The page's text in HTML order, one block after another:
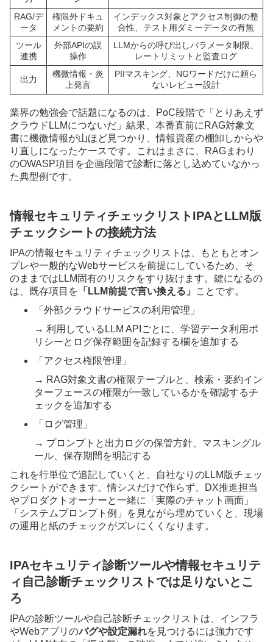
RAG/デ
ータ
権限外ドキュ
メントの要約
インデックス対象とアクセス制御の整
合性、テスト用ダミーデータの有無
ツール
連携
外部APIの誤
操作
LLMからの呼び出しパラメータ制限、
レートリミットと監査ログ
出力
機微情報・炎
上発言
PIIマスキング、NGワードだけに頼ら
ないレビュー設計
業界の勉強会で話題になるのは、PoC段階で「とりあえず
クラウドLLMにつないだ」結果、本番直前にRAG対象文
書に機微情報が山ほど見つかり、情報資産の棚卸しからや
り直しになったケースです。これはまさに、RAGまわり
のOWASP項目を企画段階で診断に落とし込めていなかっ
た典型例です。
情報セキュリティチェックリストIPAとLLM版
チェックシートの接続方法
IPAの情報セキュリティチェックリストは、もともとオン
プレや一般的なWebサービスを前提にしているため、そ
のままではLLM固有のリスクをすり抜けます。鍵になるの
は、既存項目を 「LLM前提で言い換える」
ことです。
「外部クラウドサービスの利用管理」
→ 利用しているLLM APIごとに、学習データ利用ポ
リシーとログ保存範囲を記録する欄を追加する
「アクセス権限管理」
→ RAG対象文書の権限テーブルと、検索・要約イン
ターフェースの権限が一致しているかを確認するチ
ェックを追加する
「ログ管理」
→ プロンプトと出力ログの保管方針、マスキングル
ール、保存期間を明記する
これを行単位で追記していくと、自社なりのLLM版チェッ
クシートができます。情シスだけで作らず、DX推進担当
やプロダクトオーナーと一緒に「実際のチャット画面」
「システムプロンプト例」を見ながら埋めていくと、現場
の運用と紙のチェックがズレにくくなります。
IPAセキュリティ診断ツールや情報セキュリテ
ィ自己診断チェックリストでは足りないとこ
ろ
IPAの診断ツールや自己診断チェックリストは、インフラ
やWebアプリのバグや設定漏れを見つけるには強力です